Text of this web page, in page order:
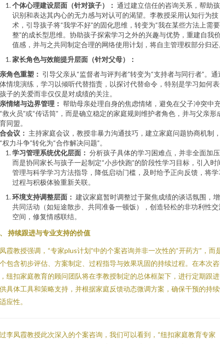
个体心理建设层面（针对孩子）： 通过建立信任的咨询关系，帮助
识别和表达其内心的无力感与对认可的渴望。李教授采用认知行为技
术，引导孩子将“我学不好”的固化思维，转变为“我在某些方法上需
整”的成长型思维。协助孩子探索学习之外的兴趣与优势，重建自我
值感，并与之共同制定合理的网络使用计划，将自主管理权部分归还
家长角色与效能提升层面（针对父母）：
角色重塑： 引导父亲从“监督者与评判者”转变为“支持者与同行者”。通
情境演练，学习以倾听代替指责，以探讨代替命令，特别是学习如何
子的关爱而非仅仅是对成绩的关注。
情绪与边界管理： 帮助母亲处理自身的焦虑情绪，避免在父子冲突中
救火员”或“传话筒”，而是确立稳定的家庭规则维护者角色，并与父亲形
同盟。
会议： 主持家庭会议，教授非暴力沟通技巧，建立家庭问题协商机制
权力斗争”转化为“合作解决问题”。
学习管理系统优化层面： 分析孩子具体的学习困难点，并非全面加
而是协同家长与孩子一起制定“小步快跑”的阶段性学习目标，引入时
管理与科学学习方法指导，降低启动门槛，及时给予正向反馈，将学
过程与积极体验重新关联。
环境支持调整层面： 建议家庭暂时调整过于聚焦成绩的谈话氛围，
共同活动（如短途散步、共同准备一顿饭），创造轻松的非功利性交
空间，修复情感联结。
持续跟进与专业支持的价值
霞教授强调，“专家plus计划”中的个案咨询并非一次性的“开药方”，而
包含初步评估、方案制定、过程指导与效果巩固的持续过程。在本次
纽扣家庭教育的顾问团队将在李教授制定的总体框架下，进行定期跟
具体工具和策略支持，并根据家庭反馈动态微调方案，确保干预的持
应性。
李凤霞教授此次深入的个案咨询，我们可以看到，“纽扣家庭教育专家